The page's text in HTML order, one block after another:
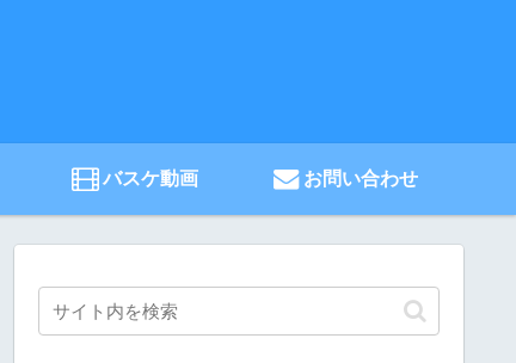
バスケ動画 お問い合わせ